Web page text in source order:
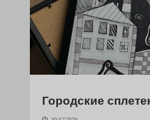
Городские